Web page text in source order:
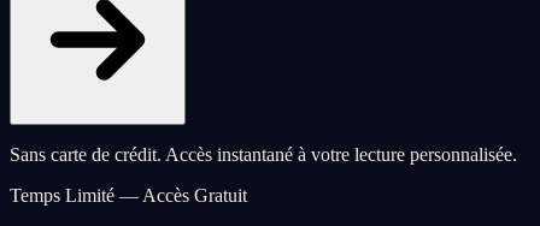
Sans carte de crédit. Accès instantané à votre lecture personnalisée.
Temps Limité — Accès Gratuit